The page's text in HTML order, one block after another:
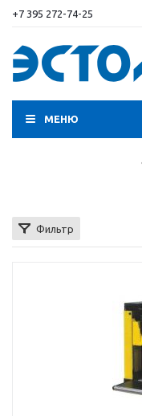
+7 395 272-74-25
МЕНЮ
Фильтр